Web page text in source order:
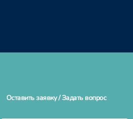
Оставить заявку / Задать вопрос